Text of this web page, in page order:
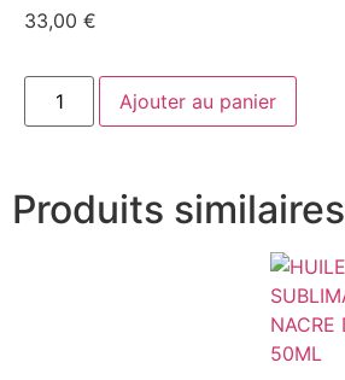
33,00 €
Ajouter au panier
Produits similaires